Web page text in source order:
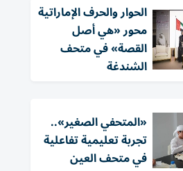
الحوار والحرف الإماراتية
محور «هي أصل
القصة» في متحف
الشندغة
«المتحفي الصغير»..
تجربة تعليمية تفاعلية
في متحف العين